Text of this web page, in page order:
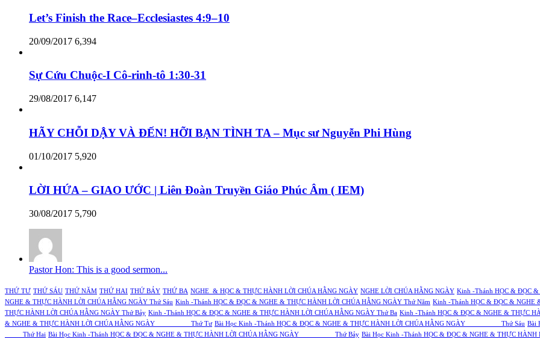
Let’s Finish the Race–Ecclesiastes 4:9–10
20/09/2017 6,394
Sự Cứu Chuộc-I Cô-rinh-tô 1:30-31
29/08/2017 6,147
HÃY CHỖI DẬY VÀ ĐẾN! HỠI BẠN TÌNH TA – Mục sư Nguyễn Phi Hùng
01/10/2017 5,920
LỜI HỨA – GIAO ƯỚC | Liên Đoàn Truyền Giáo Phúc Âm ( IEM)
30/08/2017 5,790
Pastor Hon: This is a good sermon...
THỨ TƯ THỨ SÁU THỨ NĂM THỨ HAI THỨ BẢY THỨ BA NGHE & HỌC & THỰC HÀNH LỜI CHÚA HẰNG NGÀY NGHE LỜI CHÚA HẰNG NGÀY Kinh -Thánh HỌC & ĐỌC
NGHE & THỰC HÀNH LỜI CHÚA HẰNG NGÀY Thứ Sáu Kinh -Thánh HỌC & ĐỌC & NGHE & THỰC HÀNH LỜI CHÚA HẰNG NGÀY Thứ Năm Kinh -Thánh HỌC & ĐỌC & NGHE
THỰC HÀNH LỜI CHÚA HẰNG NGÀY Thứ Bảy Kinh -Thánh HỌC & ĐỌC & NGHE & THỰC HÀNH LỜI CHÚA HẰNG NGÀY Thứ Ba Kinh -Thánh HỌC & ĐỌC & NGHE & THỰC
& NGHE & THỰC HÀNH LỜI CHÚA HẰNG NGÀY Thứ Tư Bài Học Kinh -Thánh HỌC & ĐỌC & NGHE & THỰC HÀNH LỜI CHÚA HẰNG NGÀY Thứ Sáu Bài
Thứ Hai Bài Học Kinh -Thánh HỌC & ĐỌC & NGHE & THỰC HÀNH LỜI CHÚA HẰNG NGÀY Thứ Bảy Bài Học Kinh -Thánh HỌC & ĐỌC & NGHE & THỰC